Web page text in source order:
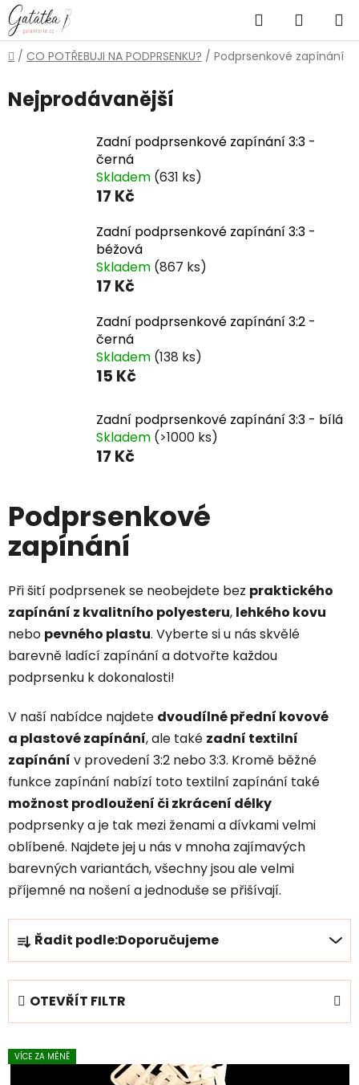
Přejít
na
obsah
Hledat
KOŠÍK
Domů
/ CO POTŘEBUJI NA PODPRSENKU? / Podprsenkové zapínání
Nejprodávanější
Zadní podprsenkové zapínání 3:3 -
černá
Skladem (631 ks)
17 Kč
Zadní podprsenkové zapínání 3:3 -
béžová
Skladem (867 ks)
17 Kč
Zadní podprsenkové zapínání 3:2 -
černá
Skladem (138 ks)
15 Kč
Zadní podprsenkové zapínání 3:3 - bílá
Skladem (>1000 ks)
17 Kč
Podprsenkové
zapínání
Při šití podprsenek se neobejdete bez praktického
zapínání z kvalitního polyesteru, lehkého kovu
nebo pevného plastu. Vyberte si u nás skvělé
barevně ladící zapínání a dotvořte každou
podprsenku k dokonalosti!
V naší nabídce najdete dvoudílné přední kovové
a plastové zapínání, ale také zadní textilní
zapínání v provedení 3:2 nebo 3:3. Kromě běžné
funkce zapínání nabízí toto textilní zapínání také
možnost prodloužení či zkrácení délky
podprsenky a je tak mezi ženami a dívkami velmi
oblíbené. Najdete jej u nás v mnoha zajímavých
barevných variantách, všechny jsou ale velmi
příjemné na nošení a jednoduše se přišívají.
Ř
a
z
e
n
í
p
Řadit podle:Doporučujeme
OTEVŘÍT FILTR
V
ý
VÍCE ZA MÉNĚ